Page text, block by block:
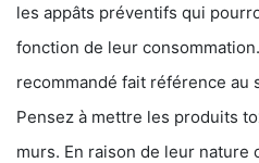
les appâts préventifs qui
fonction de leur
recommandé fait référence au
Pensez à mettre les produits
murs. En raison de leur nature